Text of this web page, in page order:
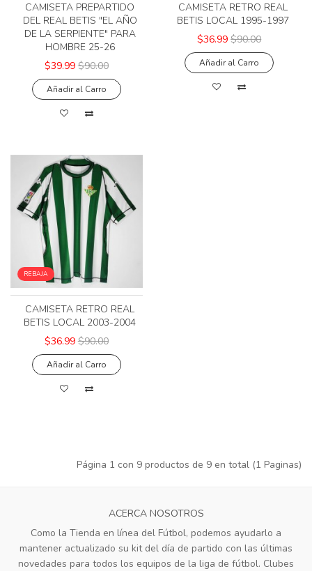
CAMISETA PREPARTIDO
DEL REAL BETIS "EL AÑO
DE LA SERPIENTE" PARA
HOMBRE 25-26
$39.99 $90.00
Añadir al Carro
CAMISETA RETRO REAL
BETIS LOCAL 1995-1997
$36.99 $90.00
Añadir al Carro
REBAJA
CAMISETA RETRO REAL
BETIS LOCAL 2003-2004
$36.99 $90.00
Añadir al Carro
Página 1 con 9 productos de 9 en total (1 Paginas)
ACERCA NOSOTROS
Como la Tienda en línea del Fútbol, podemos ayudarlo a
mantener actualizado su kit del día de partido con las últimas
novedades para todos los equipos de la liga de fútbol. Clubes